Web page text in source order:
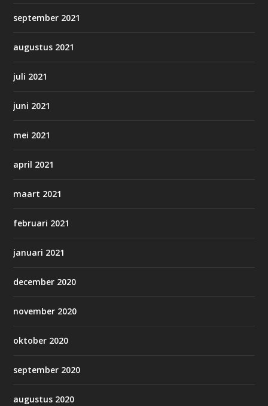
september 2021
augustus 2021
juli 2021
juni 2021
mei 2021
april 2021
maart 2021
februari 2021
januari 2021
december 2020
november 2020
oktober 2020
september 2020
augustus 2020